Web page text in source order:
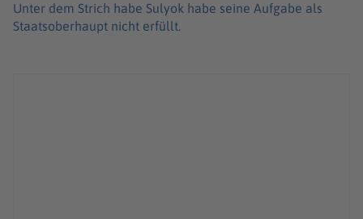
Unter dem Strich habe Sulyok habe seine Aufgabe als
Staatsoberhaupt nicht erfüllt.